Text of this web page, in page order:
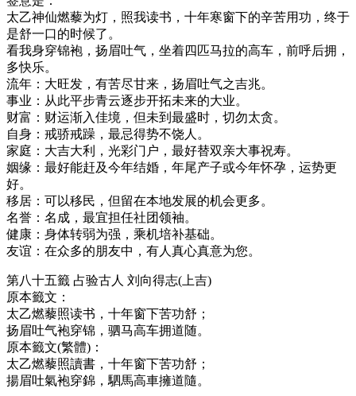
太乙神仙燃藜为灯，照我读书，十年寒窗下的辛苦用功，终于
是舒一口的时候了。
看我身穿锦袍，扬眉吐气，坐着四匹马拉的高车，前呼后拥，
多快乐。
流年：大旺发，有苦尽甘来，扬眉吐气之吉兆。
事业：从此平步青云逐步开拓未来的大业。
财富：财运渐入佳境，但未到最盛时，切勿太贪。
自身：戒骄戒躁，最忌得势不饶人。
家庭：大吉大利，光彩门户，最好替双亲大事祝寿。
姻缘：最好能赶及今年结婚，年尾产子或今年怀孕，运势更
好。
移居：可以移民，但留在本地发展的机会更多。
名誉：名成，最宜担任社团领袖。
健康：身体转弱为强，乘机培补基础。
友谊：在众多的朋友中，有人真心真意为您。
第八十五籤 占验古人 刘向得志(上吉)
原本籤文：
太乙燃藜照读书，十年窗下苦功舒；
扬眉吐气袍穿锦，驷马高车拥道随。
原本籤文(繁體)：
太乙燃藜照讀書，十年窗下苦功舒；
揚眉吐氣袍穿錦，駟馬高車擁道隨。